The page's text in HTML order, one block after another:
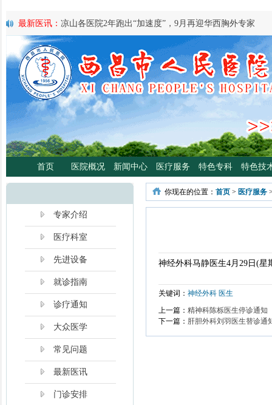
最新医讯：
凉山各医院2年跑出“加速度”，9月再迎华西胸外专家
最新医讯：好消息！四川大学华西医院泌尿外科专家魏强教授来院
最新医讯：西昌市人民总医院携手省科学普及专委会开展卫生下乡
宣传活动
最新医讯：西昌市人民医院耳鼻咽喉头颈外科将于3月3日开展“全国
日”义诊活动
最新医讯： 重磅消息！2月21日起，四川大学华西医院泌尿外科魏强
将定期到西昌市人民医院开展门诊、手术
最新医讯：西昌市人民医院胃肠肿瘤专病门诊开诊！
最新医讯：西昌市人民医院开展日间蓝光治疗门诊 轻度“小黄人”，
分离、不住院就能照蓝光啦！
最新医讯：好消息！西昌市人民医院高压氧舱运行啦
【义诊预告】西昌市人民医院大型义诊活动，5月7日约
啦！
首页 医院概况 新闻中心 医疗服务 特色专科 特色技
专家介绍
医疗科室
先进设备
就诊指南
诊疗通知
大众医学
常见问题
最新医讯
门诊安排
你现在的位置： 首页 > 医疗服务
神经外科马静医生4月29日(
关键词： 神经外科 医生
上一篇： 精神科陈栎医生停诊通知
下一篇： 肝胆外科刘羽医生替诊通